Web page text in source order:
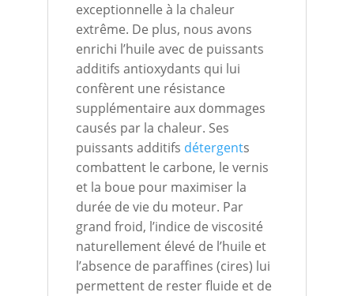
exceptionnelle à la chaleur
extrême. De plus, nous avons
enrichi l’huile avec de puissants
additifs antioxydants qui lui
confèrent une résistance
supplémentaire aux dommages
causés par la chaleur. Ses
puissants additifs détergents
combattent le carbone, le vernis
et la boue pour maximiser la
durée de vie du moteur. Par
grand froid, l’indice de viscosité
naturellement élevé de l’huile et
l’absence de paraffines (cires) lui
permettent de rester fluide et de